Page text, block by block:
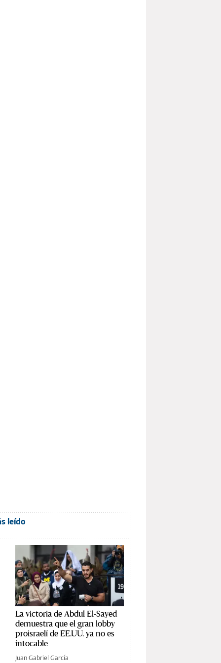
leído
La victoria de Abdul El-Sayed
demuestra que el gran lobby
proisraelí de EE.UU. ya no es
intocable
Juan Gabriel García